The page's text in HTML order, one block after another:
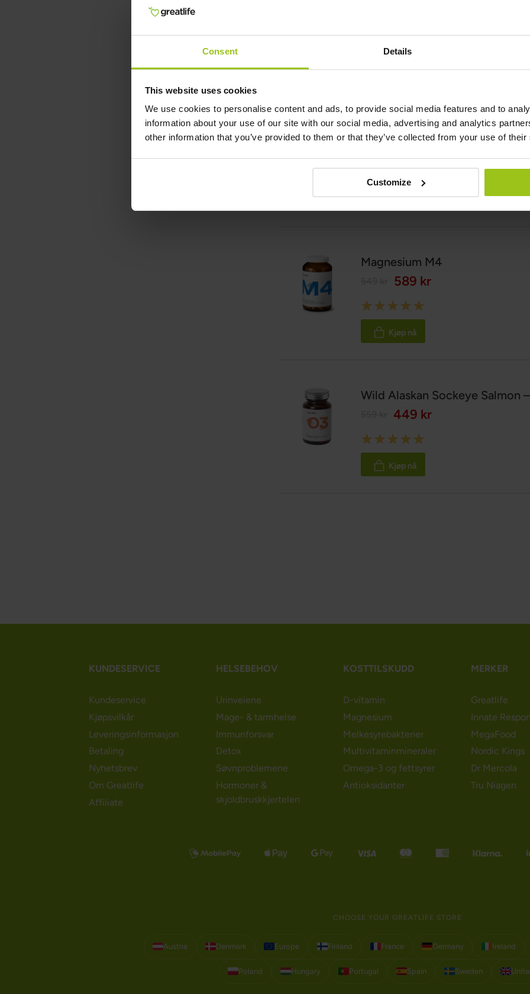
Consent Details
This website uses cookies
We use cookies to personalise content and ads, to provide social media features and to
information about your use of our site with our social media, advertising and analytics
other information that you’ve provided to them or that they’ve collected from your use of
Customize
Relaterte produkter
Vitamin D3 2000 IU + K2 MK7
Rating:
Kjøp nå
Magnesium M4
589 kr
Rating:
100%
Kjøp nå
Wild Alaskan Sockeye Salmon
449 kr
Rating:
100%
Kjøp nå
KUNDESERVICE
Kundeservice
Kjøpsvilkår
Leveringsinformasjon
Betaling
Nyhetsbrev
Om Greatlife
Affiliate
HELSEBEHOV
Urinveiene
Mage- & tarmhelse
Immunforsvar
Detox
Søvnproblemene
Hormoner &
skjoldbruskkjertelen
KOSTTILSKUDD
D-vitamin
Magnesium
Melkesyrebakterier
Multivitaminmineraler
Omega-3 og fettsyrer
Antioksidanter
MERKER
Greatlife
Innate
MegaFood
Nordic Kings
Dr Mercola
Tru Niagen
CHOOSE YOUR GREATLIFE STORE
Austria Denmark Europe Finland France Germany Ireland
Poland Hungary Portugal Spain Sweden